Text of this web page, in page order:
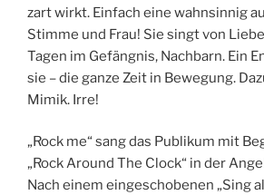
zart wirkt. Einfach eine wahnsinnig
Stimme und Frau! Sie singt von
Tagen im Gefängnis, Nachbarn. Ein
sie – die ganze Zeit in Bewegung.
Mimik. Irre!
„Rock me“ sang das Publikum mit
„Rock Around The Clock“ in der
Nach einem eingeschobenen „Sing